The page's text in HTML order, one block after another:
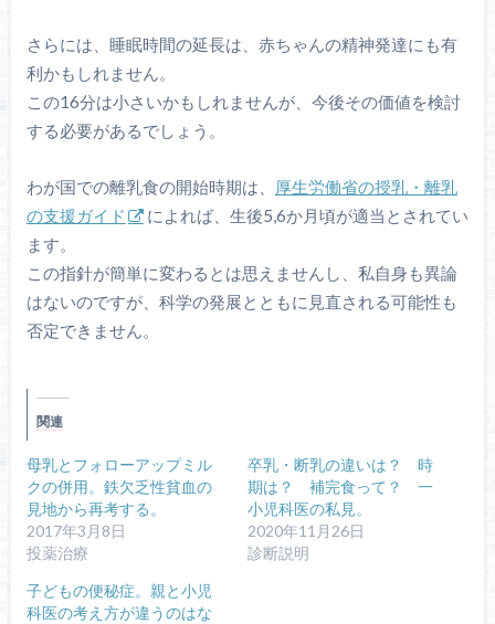
さらには、睡眠時間の延長は、赤ちゃんの精神発達にも有
利かもしれません。
この16分は小さいかもしれませんが、今後その価値を検討
する必要があるでしょう。
わが国での離乳食の開始時期は、
厚生労働省の授乳・離乳
の支援ガイド
によれば、生後5,6か月頃が適当とされてい
ます。
この指針が簡単に変わるとは思えませんし、私自身も異論
はないのですが、科学の発展とともに見直される可能性も
否定できません。
関連
母乳とフォローアップミル
クの併用。鉄欠乏性貧血の
見地から再考する。
2017年3月8日
投薬治療
卒乳・断乳の違いは？ 時
期は？ 補完食って？ 一
小児科医の私見。
2020年11月26日
診断説明
子どもの便秘症。親と小児
科医の考え方が違うのはな